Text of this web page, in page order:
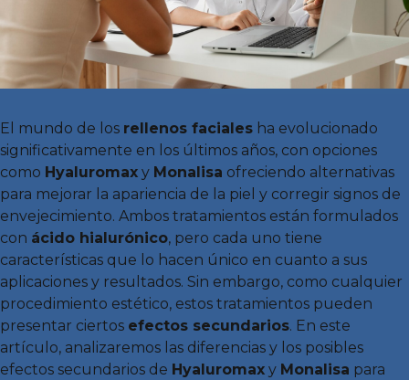
El mundo de los rellenos faciales ha evolucionado
significativamente en los últimos años, con opciones
como Hyaluromax y Monalisa ofreciendo alternativas
para mejorar la apariencia de la piel y corregir signos de
envejecimiento. Ambos tratamientos están formulados
con ácido hialurónico, pero cada uno tiene
características que lo hacen único en cuanto a sus
aplicaciones y resultados. Sin embargo, como cualquier
procedimiento estético, estos tratamientos pueden
presentar ciertos efectos secundarios. En este
artículo, analizaremos las diferencias y los posibles
efectos secundarios de Hyaluromax y Monalisa para